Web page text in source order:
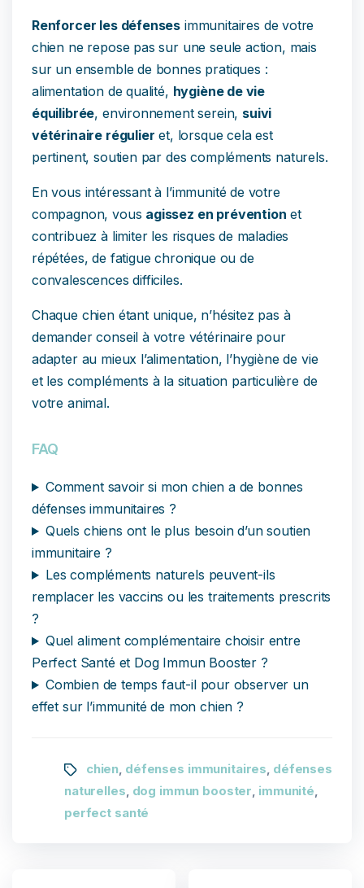
Renforcer les défenses immunitaires de votre
chien ne repose pas sur une seule action, mais
sur un ensemble de bonnes pratiques :
alimentation de qualité, hygiène de vie
équilibrée, environnement serein, suivi
vétérinaire régulier et, lorsque cela est
pertinent, soutien par des compléments naturels.
En vous intéressant à l’immunité de votre
compagnon, vous agissez en prévention et
contribuez à limiter les risques de maladies
répétées, de fatigue chronique ou de
convalescences difficiles.
Chaque chien étant unique, n’hésitez pas à
demander conseil à votre vétérinaire pour
adapter au mieux l’alimentation, l’hygiène de vie
et les compléments à la situation particulière de
votre animal.
FAQ
Comment savoir si mon chien a de bonnes
défenses immunitaires ?
Quels chiens ont le plus besoin d’un soutien
immunitaire ?
Les compléments naturels peuvent-ils
remplacer les vaccins ou les traitements prescrits
?
Quel aliment complémentaire choisir entre
Perfect Santé et Dog Immun Booster ?
Combien de temps faut-il pour observer un
effet sur l’immunité de mon chien ?
chien défenses immunitaires défenses
naturelles dog immun booster immunité
perfect santé